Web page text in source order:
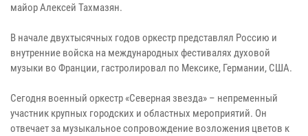
майор Алексей Тахмазян.
В начале двухтысячных годов оркестр представлял Россию и
внутренние войска на международных фестивалях духовой
музыки во Франции, гастролировал по Мексике, Германии, США.
Сегодня военный оркестр «Северная звезда» – непременный
участник крупных городских и областных мероприятий. Он
отвечает за музыкальное сопровождение возложения цветов к